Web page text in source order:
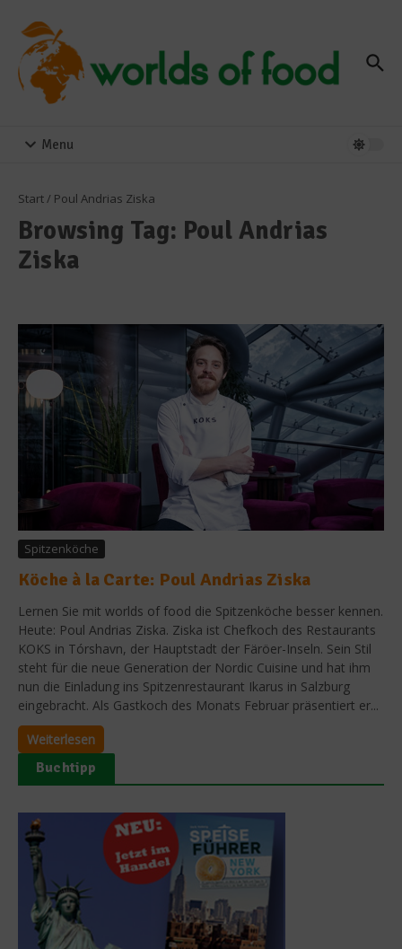
Menu
Start/ Poul Andrias Ziska
Browsing Tag: Poul Andrias
Ziska
Spitzenköche
Köche à la Carte: Poul Andrias Ziska
Lernen Sie mit worlds of food die Spitzenköche besser kennen.
Heute: Poul Andrias Ziska. Ziska ist Chefkoch des Restaurants
KOKS in Tórshavn, der Hauptstadt der Färöer-Inseln. Sein Stil
steht für die neue Generation der Nordic Cuisine und hat ihm
nun die Einladung ins Spitzenrestaurant Ikarus in Salzburg
eingebracht. Als Gastkoch des Monats Februar präsentiert er...
Weiterlesen
Buchtipp